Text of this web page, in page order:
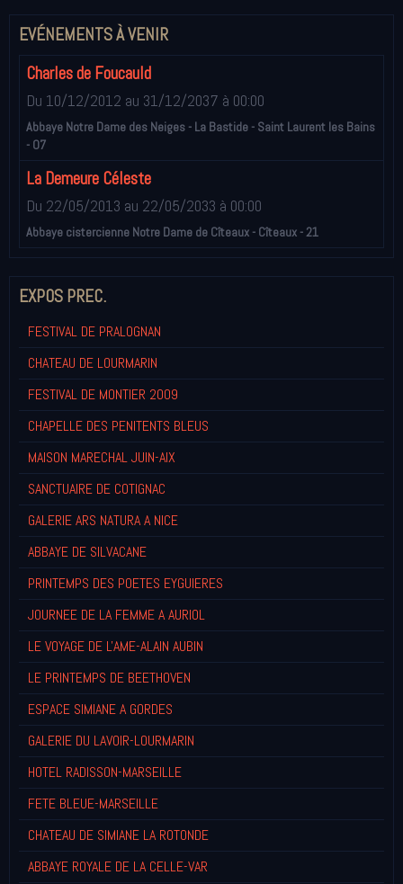
EVÉNEMENTS À VENIR
Charles de Foucauld
Du 10/12/2012 au 31/12/2037 à 00:00
Abbaye Notre Dame des Neiges - La Bastide - Saint Laurent les Bains
- 07
La Demeure Céleste
Du 22/05/2013 au 22/05/2033 à 00:00
Abbaye cistercienne Notre Dame de Cîteaux - Cîteaux - 21
EXPOS PREC.
FESTIVAL DE PRALOGNAN
CHATEAU DE LOURMARIN
FESTIVAL DE MONTIER 2009
CHAPELLE DES PENITENTS BLEUS
MAISON MARECHAL JUIN-AIX
SANCTUAIRE DE COTIGNAC
GALERIE ARS NATURA A NICE
ABBAYE DE SILVACANE
PRINTEMPS DES POETES EYGUIERES
JOURNEE DE LA FEMME A AURIOL
LE VOYAGE DE L'AME-ALAIN AUBIN
LE PRINTEMPS DE BEETHOVEN
ESPACE SIMIANE A GORDES
GALERIE DU LAVOIR-LOURMARIN
HOTEL RADISSON-MARSEILLE
FETE BLEUE-MARSEILLE
CHATEAU DE SIMIANE LA ROTONDE
ABBAYE ROYALE DE LA CELLE-VAR